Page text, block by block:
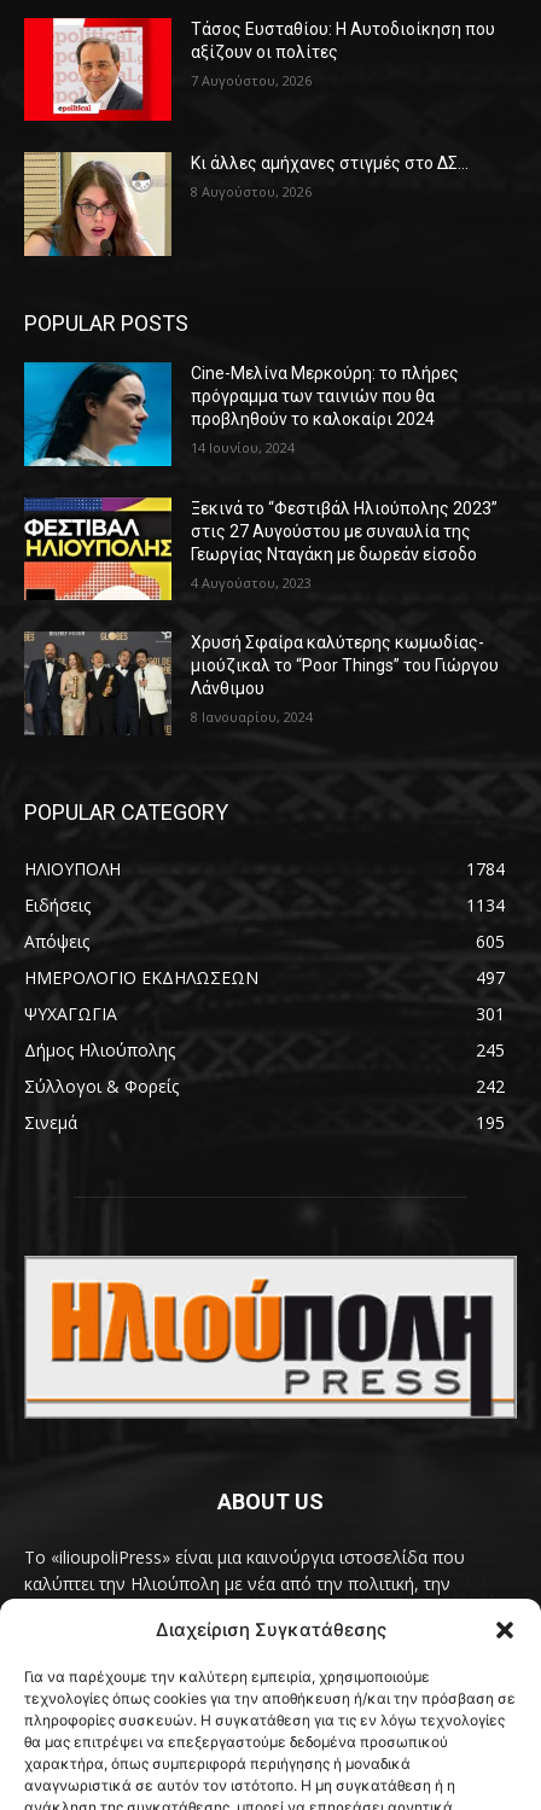
Διαχείριση Συγκατάθεσης
Για να παρέχουμε την καλύτερη εμπειρία, χρησιμοποιούμε
τεχνολογίες όπως cookies για την αποθήκευση ή/και την πρόσβαση σε
πληροφορίες συσκευών. Η συγκατάθεση για τις εν λόγω τεχνολογίες
θα μας επιτρέψει να επεξεργαστούμε δεδομένα προσωπικού
χαρακτήρα, όπως συμπεριφορά περιήγησης ή μοναδικά
αναγνωριστικά σε αυτόν τον ιστότοπο. Η μη συγκατάθεση ή η
Τάσος Ευσταθίου: Η Αυτοδιοίκηση που
αξίζουν οι πολίτες
7 Αυγούστου, 2026
Κι άλλες αμήχανες στιγμές στο ΔΣ…
8 Αυγούστου, 2026
POPULAR POSTS
Cine-Μελίνα Μερκούρη: το πλήρες
πρόγραμμα των ταινιών που θα
προβληθούν το καλοκαίρι 2024
14 Ιουνίου, 2024
Ξεκινά το “Φεστιβάλ Ηλιούπολης 2023”
στις 27 Αυγούστου με συναυλία της
Γεωργίας Νταγάκη με δωρεάν είσοδο
4 Αυγούστου, 2023
Χρυσή Σφαίρα καλύτερης κωμωδίας-
μιούζικαλ το “Poor Things” του Γιώργου
Λάνθιμου
8 Ιανουαρίου, 2024
POPULAR CATEGORY
ΗΛΙΟΥΠΟΛΗ
1784
Ειδήσεις
1134
Απόψεις
605
ΗΜΕΡΟΛΟΓΙΟ ΕΚΔΗΛΩΣΕΩΝ
497
ΨΥΧΑΓΩΓΙΑ
301
Δήμος Ηλιούπολης
245
Σύλλογοι & Φορείς
242
Σινεμά
195
ABOUT US
Το «ilioupoliPress» είναι μια καινούργια ιστοσελίδα που
καλύπτει την Ηλιούπολη με νέα από την πολιτική, την
Ηλιούπολης, των δημοτικών παρατάξεων και των
κάτι να πουν.Διαβάστε εδώ
Επικοινωνήστε μαζί μας στοilioupolipress1@yahoo.com